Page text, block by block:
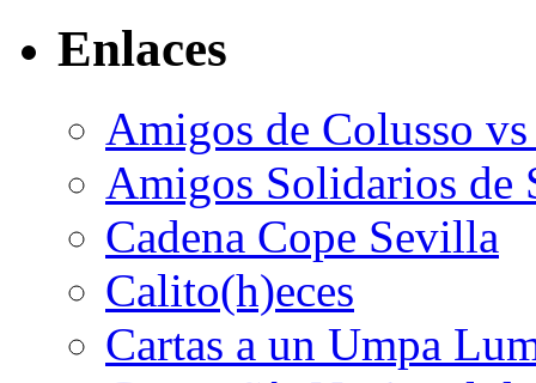
Enlaces
Amigos de Colusso
Amigos Solidarios de
Cadena Cope Sevilla
Calito(h)eces
Cartas a un Umpa